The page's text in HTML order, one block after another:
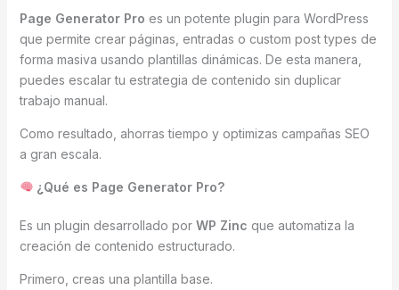
Page Generator Pro es un potente plugin para WordPress
que permite crear páginas, entradas o custom post types de
forma masiva usando plantillas dinámicas. De esta manera,
puedes escalar tu estrategia de contenido sin duplicar
trabajo manual.
Como resultado, ahorras tiempo y optimizas campañas SEO
a gran escala.
¿Qué es Page Generator Pro?
Es un plugin desarrollado por WP Zinc que automatiza la
creación de contenido estructurado.
Primero, creas una plantilla base.